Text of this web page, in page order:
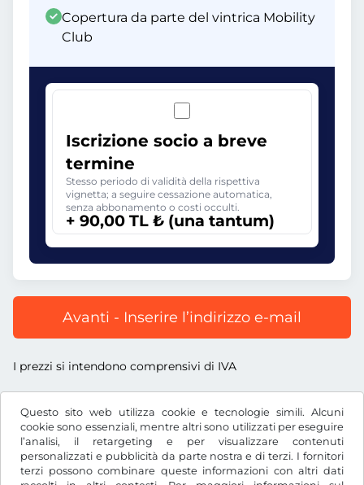
Questo sito web utilizza cookie e tecnologie simili. Alcuni
cookie sono essenziali, mentre altri sono utilizzati per eseguire
l’analisi, il retargeting e per visualizzare contenuti
personalizzati e pubblicità da parte nostra e di terzi. I fornitori
terzi possono combinare queste informazioni con altri dati
Copertura da parte del vintrica Mobility
Club
Iscrizione socio a breve
termine
Stesso periodo di validità della rispettiva
vignetta; a seguire cessazione automatica,
senza abbonamento o costi occulti.
+ 90,00 TL ₺ (una tantum)
Avanti - Inserire l’indirizzo e-mail
I prezzi si intendono comprensivi di IVA
TL ₺TRY